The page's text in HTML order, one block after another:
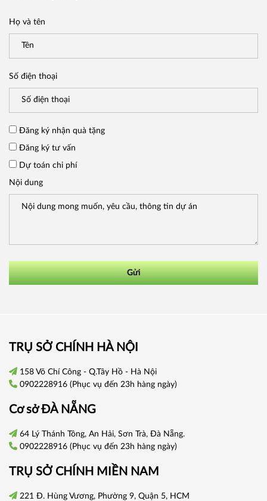
Họ và tên
Số điện thoại
Đăng ký nhận quà tặng
Đăng ký tư vấn
Dự toán chi phí
Nội dung
Gửi
TRỤ SỞ CHÍNH HÀ NỘI
158 Võ Chí Công - Q.Tây Hồ - Hà Nội
0902228916(Phục vụ đến 23h hàng ngày)
Cơ sởĐÀ NẴNG
64 Lý Thánh Tông, An Hải, Sơn Trà, Đà Nẵng.
0902228916(Phục vụ đến 23h hàng ngày)
TRỤ SỞ CHÍNH MIỀN NAM
221 Đ. Hùng Vương, Phường 9, Quận 5, HCM